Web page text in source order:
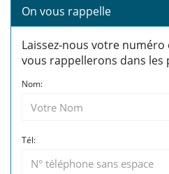
On vous rappelle
Laissez-nous votre
vous rappellerons dans les
Nom:
Tél: